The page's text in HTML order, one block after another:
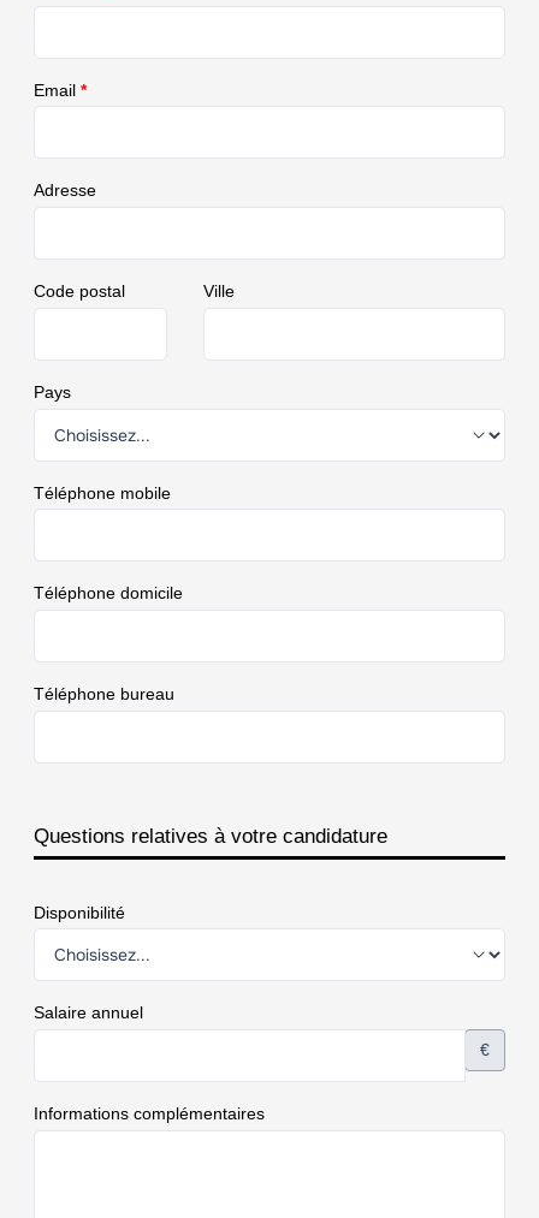
Email *
Adresse
Code postal Ville
Pays
Téléphone mobile
Téléphone domicile
Téléphone bureau
Questions relatives à votre candidature
Disponibilité
Salaire annuel
€
Informations complémentaires